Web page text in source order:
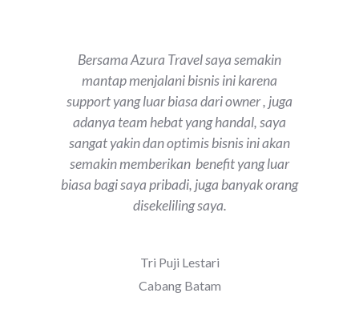
Bersama Azura Travel saya semakin
mantap menjalani bisnis ini karena
support yang luar biasa dari owner , juga
adanya team hebat yang handal, saya
sangat yakin dan optimis bisnis ini akan
semakin memberikan benefit yang luar
biasa bagi saya pribadi, juga banyak orang
disekeliling saya.
Tri Puji Lestari
Cabang Batam